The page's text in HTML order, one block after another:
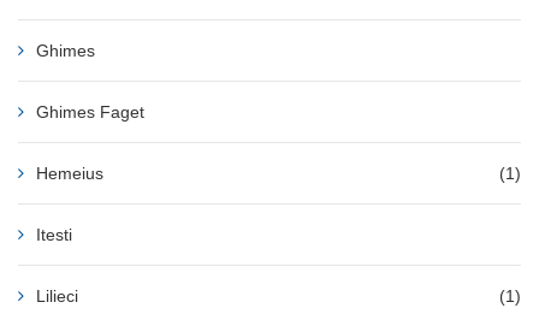
Ghimes
Ghimes Faget
Hemeius (1)
Itesti
Lilieci (1)